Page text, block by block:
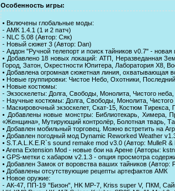
Особенность игры:
• Включены глобальные моды:
- АМК 1.4.1 (1 и 2 патч)
- NLC 5.08 (Автор: Сяк)
- Новый сюжет 3 (Автор: Dan)
- Аддон "Ручной телепорт и поиск тайников v0.7" -
• Добавлено 18 новых локаций: АТП, Неразведанная
Город, Затон, Окрестности Юпитера, Лаборатория Х8,
• Добавлена огромная сюжетная линия, охватывающая
• Новые группировки: Чистое Небо, Охотники,
• Новые костюмы:
- Экзоскелеты: Долга, Свободы, Монолита, Чистого
- Научные костюмы: Долга, Свободы, Монолита,
- Маскировочный экзоскелет, Скат-15, Костюм Тирекса,
• Добавлены новые монстры: Библиотекарь, Химера,
«Женщина», Мутирующий контролёр, Болотная тварь,
• Добавлен мобильный торговец. Можно встретить на
• Добавлен погодный мод Dynamic Reworked Weather
• S.T.A.L.K.E.R`s sound remake mod v3.0 (Автор: MulleR &
• Arena Extension Mod - новые бои на Арене (Авторы:
• GPS-метки с хабаром v2.1.3 - опция просмотра
• Добавлен Замок от воровства ваших тайников (Автор:
• Добавлены отсутствующие рецепты артефактов АМК
• Новое оружие:
- АК-47, ПП-19 "Бизон", HK MP-7, Kriss super V, ПКМ,